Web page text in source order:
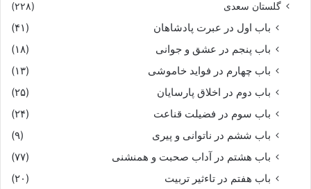
گلستان سعدی (۲۲۸)
باب اول در عبرت پادشاهان
(۴۱)
باب پنجم در عشق و جوانى
(۱۸)
باب چهارم در فواید خاموشى
(۱۳)
باب دوم در اخلاق پارسایان
(۲۵)
باب سوم در فضیلت قناعت
(۲۴)
باب ششم در ناتوانى و پیرى
(۹)
باب هشتم در آداب صحبت و همنشنى
(۷۷)
باب هفتم در تاءثیر تربیت
(۲۰)